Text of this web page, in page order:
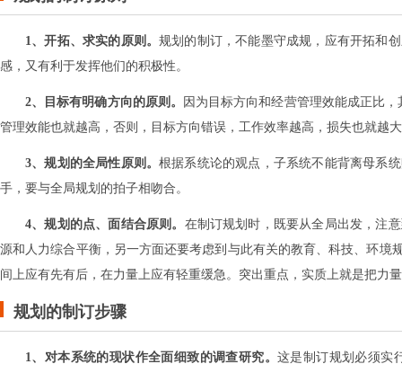
1、开拓、求实的原则。规划的制订，不能墨守成规，应有开拓和
感，又有利于发挥他们的积极性。
2、目标有明确方向的原则。
因为目标方向和经营管理效能成正比
管理效能也就越高，否则，目标方向错误，工作效率越高，损失也就越
3、规划的全局性原则。根据系统论的观点，子系统不能背离母系
手，要与全局规划的拍子相吻合。
4、规划的点、面结合原则。 在制订规划时，既要从全局出发，注
源和人力综合平衡，另一方面还要考虑到与此有关的教育、科技、环
间上应有先有后，在力量上应有轻重缓急。突出重点，实质上就是把力
规划的制订步骤
1、对本系统的现状作全面细致的调查研究。这是制订规划必须实